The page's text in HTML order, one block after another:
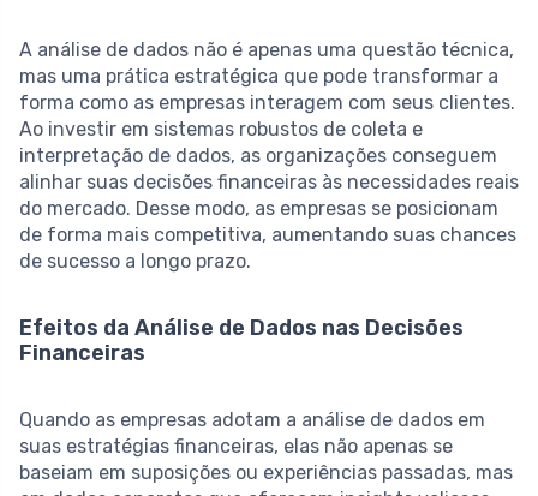
A análise de dados não é apenas uma questão técnica,
mas uma prática estratégica que pode transformar a
forma como as empresas interagem com seus clientes.
Ao investir em sistemas robustos de coleta e
interpretação de dados, as organizações conseguem
alinhar suas decisões financeiras às necessidades reais
do mercado. Desse modo, as empresas se posicionam
de forma mais competitiva, aumentando suas chances
de sucesso a longo prazo.
Efeitos da Análise de Dados nas Decisões
Financeiras
Quando as empresas adotam a análise de dados em
suas estratégias financeiras, elas não apenas se
baseiam em suposições ou experiências passadas, mas